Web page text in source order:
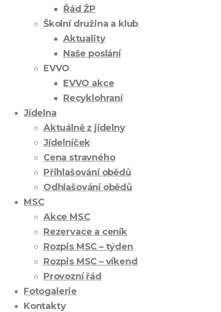
Řád ŽP
Školní družina a klub
Aktuality
Naše poslání
EVVO
EVVO akce
Recyklohraní
Jídelna
Aktuálně z jídelny
Jídelníček
Cena stravného
Přihlašování obědů
Odhlašování obědů
MSC
Akce MSC
Rezervace a ceník
Rozpis MSC – týden
Rozpis MSC – víkend
Provozní řád
Fotogalerie
Kontakty